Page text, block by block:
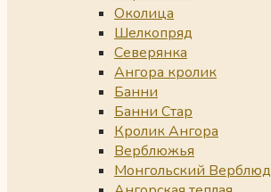
Околица
Шелкопряд
Северянка
Ангора кролик
Банни
Банни Стар
Кролик Ангора
Верблюжья
Монгольский Верблюд